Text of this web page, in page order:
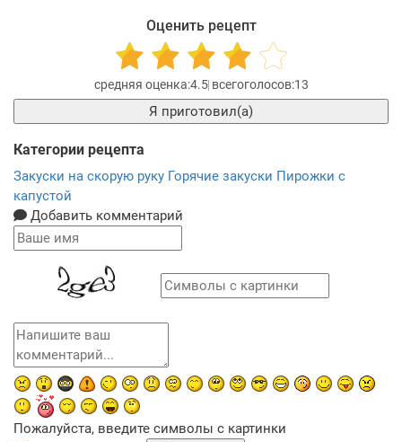
Оценить рецепт
4.5 13
Я приготовил(а)
Категории рецепта
Закуски на скорую руку Горячие закуски Пирожки с
капустой
Добавить комментарий
Пожалуйста, введите символы с картинки